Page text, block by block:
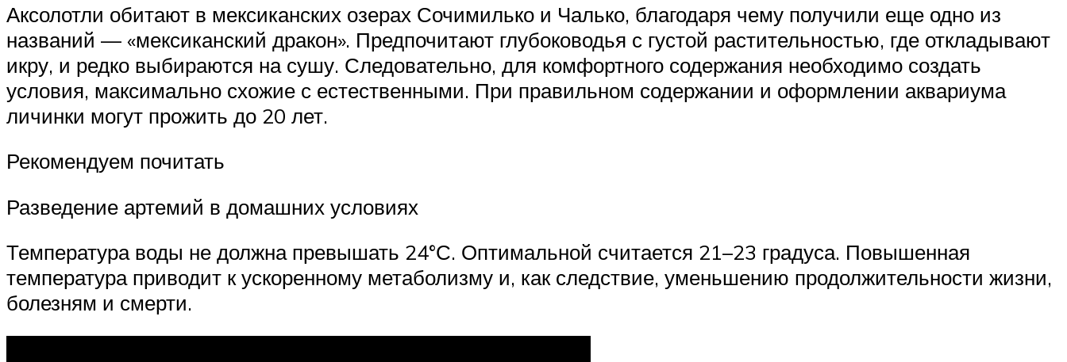
Аксолотли обитают в мексиканских озерах Сочимилько и Чалько, благодаря чему получили еще одно из
названий — «мексиканский дракон». Предпочитают глубоководья с густой растительностью, где откладывают
икру, и редко выбираются на сушу. Следовательно, для комфортного содержания необходимо создать
условия, максимально схожие с естественными. При правильном содержании и оформлении аквариума
личинки могут прожить до 20 лет.
Рекомендуем почитать
Разведение артемий в домашних условиях
Температура воды не должна превышать 24°С. Оптимальной считается 21–23 градуса. Повышенная
температура приводит к ускоренному метаболизму и, как следствие, уменьшению продолжительности жизни,
болезням и смерти.